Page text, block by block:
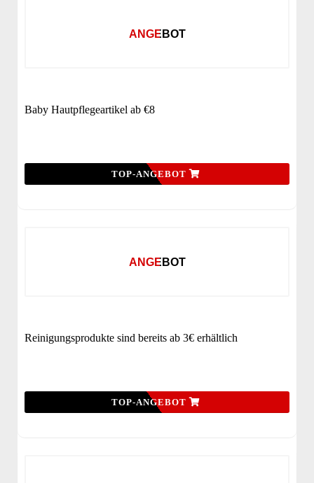
ANGEBOT
Baby Hautpflegeartikel ab €8
TOP-ANGEBOT
ANGEBOT
Reinigungsprodukte sind bereits ab 3€ erhältlich
TOP-ANGEBOT